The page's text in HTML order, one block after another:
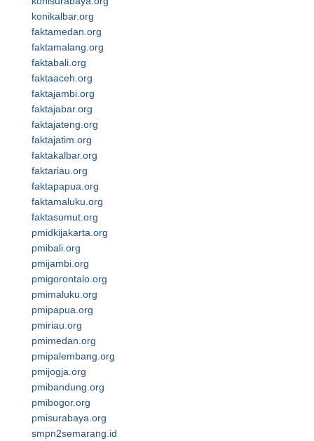
konikalbar.org
faktamedan.org
faktamalang.org
faktabali.org
faktaaceh.org
faktajambi.org
faktajabar.org
faktajateng.org
faktajatim.org
faktakalbar.org
faktariau.org
faktapapua.org
faktamaluku.org
faktasumut.org
pmidkijakarta.org
pmibali.org
pmijambi.org
pmigorontalo.org
pmimaluku.org
pmipapua.org
pmiriau.org
pmimedan.org
pmipalembang.org
pmijogja.org
pmibandung.org
pmibogor.org
pmisurabaya.org
smpn2semarang.id